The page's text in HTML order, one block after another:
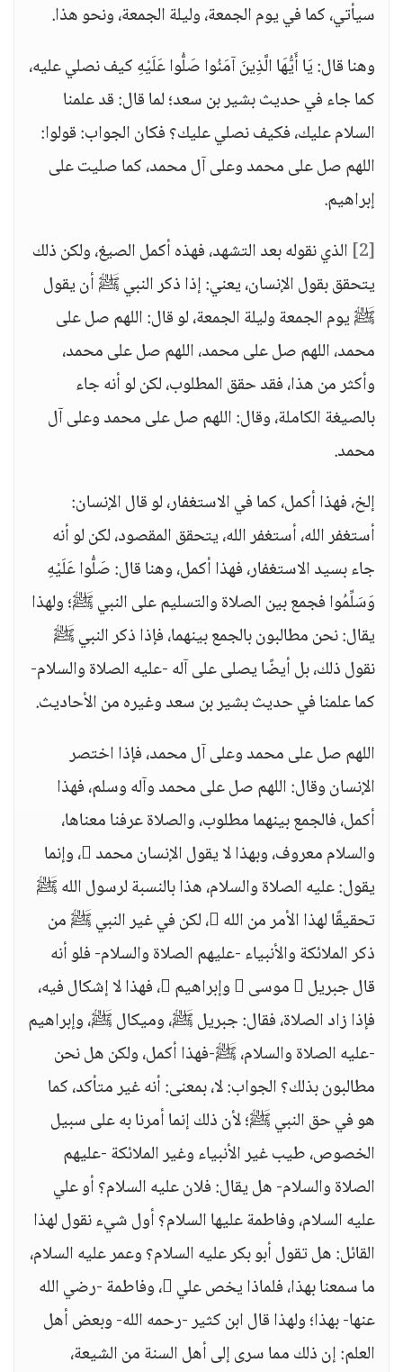
سيأتي، كما في يوم الجمعة، وليلة الجمعة، ونحو هذا.
وهنا قال: يَا أَيُّهَا الَّذِينَ آمَنُوا صَلُّوا عَلَيْهِ كيف نصلي عليه،
كما جاء في حديث بشير بن سعد؛ لما قال: قد علمنا
السلام عليك، فكيف نصلي عليك؟ فكان الجواب: قولوا:
اللهم صل على محمد وعلى آل محمد، كما صليت على
إبراهيم.
[2]
الذي نقوله بعد التشهد، فهذه أكمل الصيغ، ولكن ذلك
يتحقق بقول الإنسان، يعني: إذا ذكر النبي ﷺ أن يقول
ﷺ يوم الجمعة وليلة الجمعة، لو قال: اللهم صل على
محمد، اللهم صل على محمد، اللهم صل على محمد،
وأكثر من هذا، فقد حقق المطلوب، لكن لو أنه جاء
بالصيغة الكاملة، وقال: اللهم صل على محمد وعلى آل
محمد.
إلخ، فهذا أكمل، كما في الاستغفار، لو قال الإنسان:
أستغفر الله، أستغفر الله، يتحقق المقصود، لكن لو أنه
جاء بسيد الاستغفار، فهذا أكمل، وهنا قال: صَلُّوا عَلَيْهِ
وَسَلِّمُوا فجمع بين الصلاة والتسليم على النبي ﷺ؛ ولهذا
يقال: نحن مطالبون بالجمع بينهما، فإذا ذكر النبي ﷺ
نقول ذلك، بل أيضًا يصلى على آله -عليه الصلاة والسلام-
كما علمنا في حديث بشير بن سعد وغيره من الأحاديث.
اللهم صل على محمد وعلى آل محمد، فإذا اختصر
الإنسان وقال: اللهم صل على محمد وآله وسلم، فهذا
أكمل، فالجمع بينهما مطلوب، والصلاة عرفنا معناها،
والسلام معروف، وبهذا لا يقول الإنسان محمد ، وإنما
يقول: عليه الصلاة والسلام، هذا بالنسبة لرسول الله ﷺ
تحقيقًا لهذا الأمر من الله ، لكن في غير النبي ﷺ من
ذكر الملائكة والأنبياء -عليهم الصلاة والسلام- فلو أنه
قال جبريل  موسى  وإبراهيم ، فهذا لا إشكال فيه،
فإذا زاد الصلاة، فقال: جبريل ﷺ، وميكال ﷺ، وإبراهيم
-عليه الصلاة والسلام، ﷺ-فهذا أكمل، ولكن هل نحن
مطالبون بذلك؟ الجواب: لا، بمعنى: أنه غير متأكد، كما
هو في حق النبي ﷺ؛ لأن ذلك إنما أمرنا به على سبيل
الخصوص، طيب غير الأنبياء وغير الملائكة -عليهم
الصلاة والسلام- هل يقال: فلان عليه السلام؟ أو علي
عليه السلام، وفاطمة عليها السلام؟ أول شيء نقول لهذا
القائل: هل تقول أبو بكر عليه السلام؟ وعمر عليه السلام،
ما سمعنا بهذا، فلماذا يخص علي ، وفاطمة -رضي الله
عنها- بهذا؛ ولهذا قال ابن كثير -رحمه الله- وبعض أهل
العلم: إن ذلك مما سرى إلى أهل السنة من الشيعة،